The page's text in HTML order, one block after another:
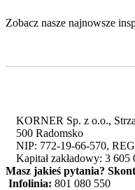
Zobacz nasze najnowsze
KORNER Sp. z o.o.,
500 Radomsko
NIP: 772-19-66-570,
Kapitał zakładowy: 3 605
Masz jakieś pytania?
Infolinia: 801 080 550